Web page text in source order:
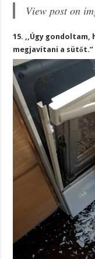
View post on
15. ,,Úgy gondoltam,
megjavítani a sütőt.”